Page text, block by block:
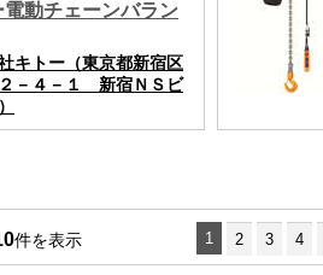
電動チェーンバラン
キトー（東京都新宿区
－４－１ 新宿ＮＳビ
件を表示 1 2 3 4